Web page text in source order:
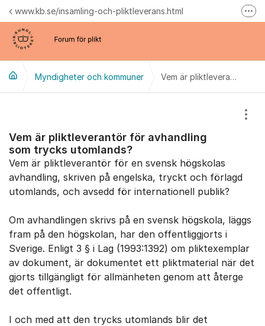
Hoppa till innehåll
www.kb.se/insamling-och-pliktleverans.html
Myndigheter och kommuner Vem är pliktleverantör för avhandling som trycks utomlands?
Vem är pliktleverantör för avhandling
som trycks utomlands?
Vem är pliktleverantör för en svensk högskolas
avhandling, skriven på engelska, tryckt och förlagd
utomlands, och avsedd för internationell publik?
Om avhandlingen skrivs på en svensk högskola, läggs
fram på den högskolan, har den offentliggjorts i
Sverige. Enligt 3 § i Lag (1993:1392) om pliktexemplar
av dokument, är dokumentet ett pliktmaterial när det
gjorts tillgängligt för allmänheten genom att återge
det offentligt.
I och med att den trycks utomlands blir det